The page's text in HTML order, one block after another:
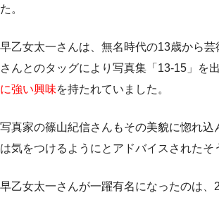
た。
早乙女太一さんは、無名時代の13歳から芸
さんとのタッグにより写真集「13-15」を
に強い興味を持たれていました。
写真家の篠山紀信さんもその美貌に惚れ込
は気をつけるようにとアドバイスされたそ
早乙女太一さんが一躍有名になったのは、